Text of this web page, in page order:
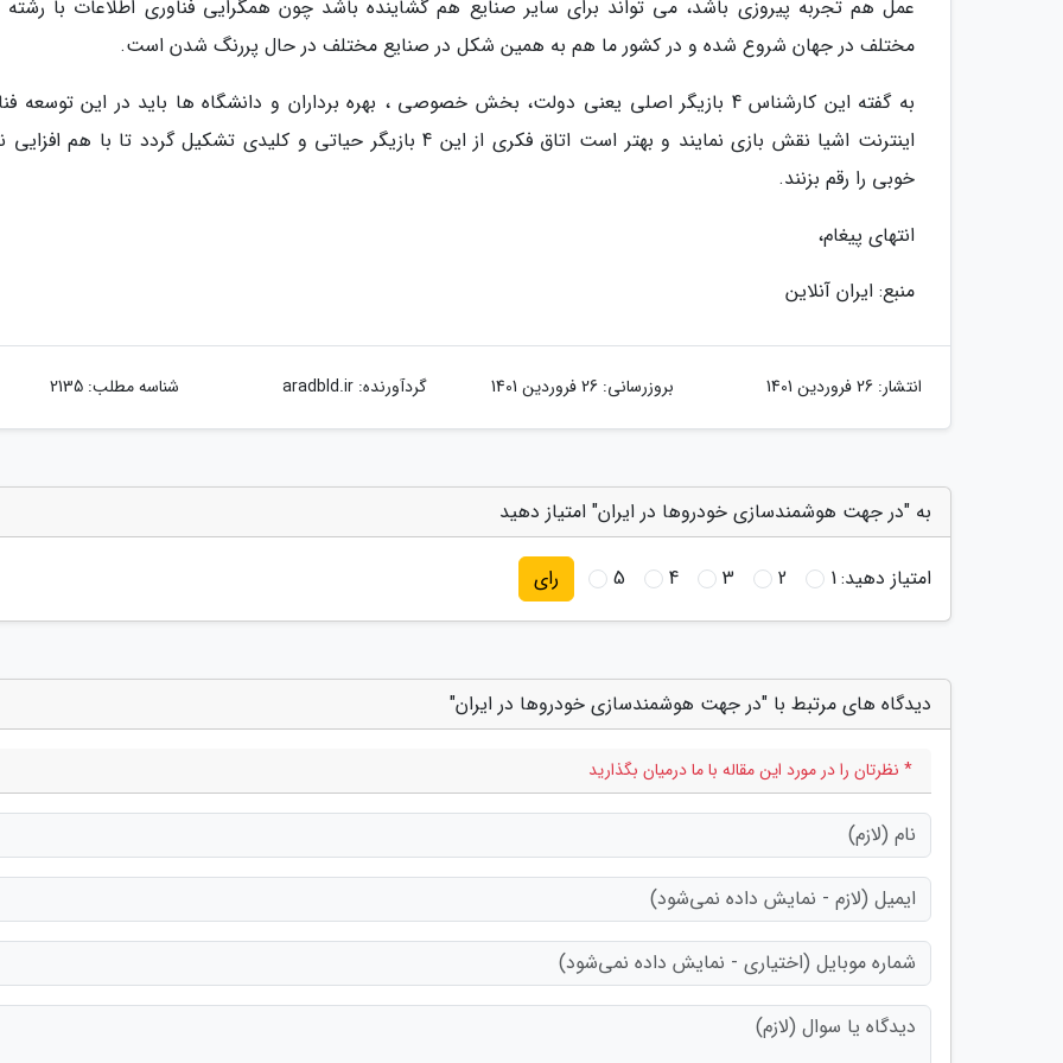
عمل هم تجربه پیروزی باشد، می تواند برای سایر صنایع هم گشاینده باشد چون همگرایی فناوری اطلاعات با
مختلف در جهان شروع شده و در کشور ما هم به همین شکل در صنایع مختلف در حال پررنگ شدن است.
به گفته این کارشناس 4 بازیگر اصلی یعنی دولت، بخش خصوصی ، بهره برداران و دانشگاه ها باید در این توسعه
اینترنت اشیا نقش بازی نمایند و بهتر است اتاق فکری از این 4 بازیگر حیاتی و کلیدی تشکیل گردد تا با هم
خوبی را رقم بزنند.
انتهای پیغام،
منبع: ایران آنلاین
انتشار: 26 فروردین 1401 بروزرسانی: 26 فروردین 1401 گردآورنده:aradbld.ir شناسه مطلب: 2135
به "در جهت هوشمندسازی خودروها در ایران" امتیاز دهید
امتیاز دهید:1
2
3
4
5 رای
دیدگاه های مرتبط با "در جهت هوشمندسازی خودروها در ایران"
* نظرتان را در مورد این مقاله با ما درمیان بگذارید